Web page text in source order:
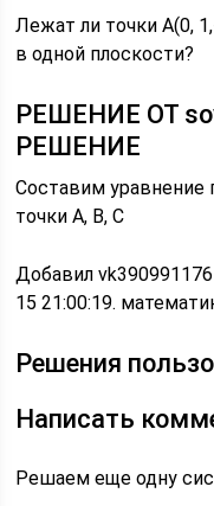
Лежат ли точки A(0,
в одной плоскости?
РЕШЕНИЕ ОТ
РЕШЕНИЕ
Составим уравнение
точки A, B, C
Добавил
15 21:00:19.
Решения
Написать
Решаем еще одну